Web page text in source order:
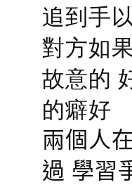
追到手
對方如
故意的
的癖好
兩個人
過 學習